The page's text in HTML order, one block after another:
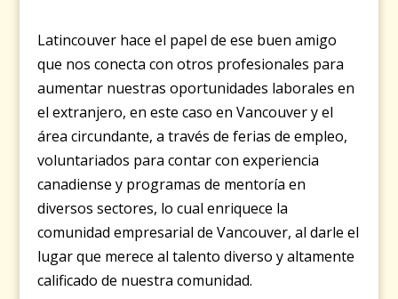
Latincouver hace el papel de ese buen amigo
que nos conecta con otros profesionales para
aumentar nuestras oportunidades laborales en
el extranjero, en este caso en Vancouver y el
área circundante, a través de ferias de empleo,
voluntariados para contar con experiencia
canadiense y programas de mentoría en
diversos sectores, lo cual enriquece la
comunidad empresarial de Vancouver, al darle el
lugar que merece al talento diverso y altamente
calificado de nuestra comunidad.